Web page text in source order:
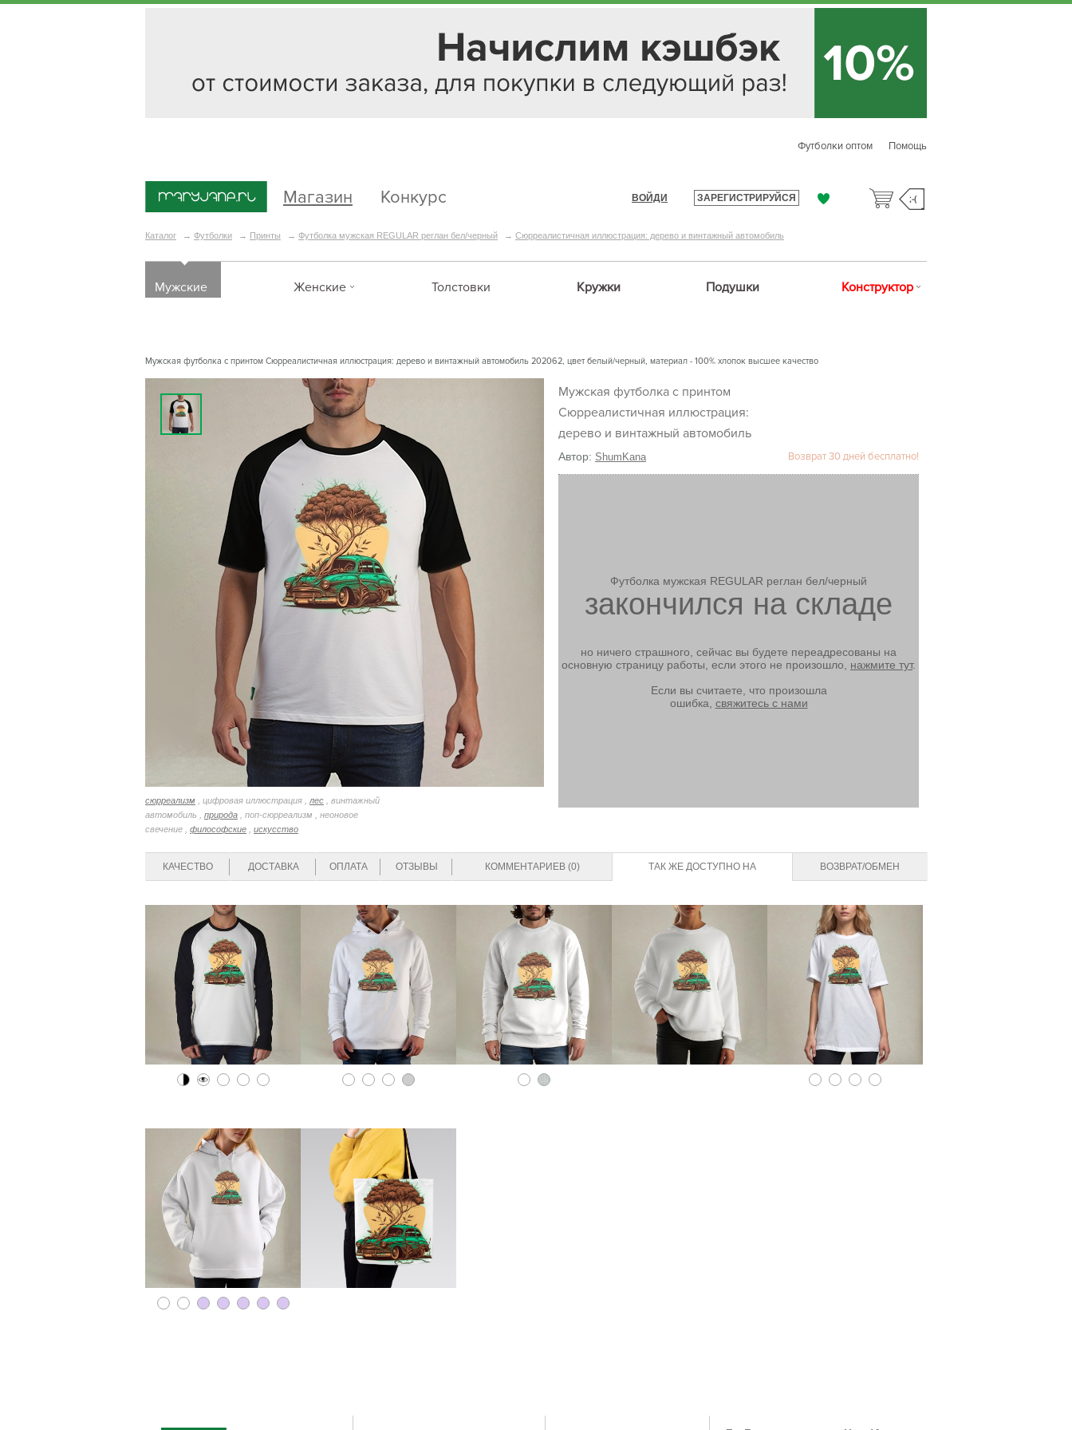
Помощь
Футболки оптом
Магазин Конкурс ВОЙДИ ЗАРЕГИСТРИРУЙСЯ ;-(
Каталог → Футболки → Принты → Футболка мужская REGULAR реглан бел/черный → Сюрреалистичная иллюстрация: дерево и винтажный автомобиль
Мужские Женские Толстовки Кружки Подушки Конструктор
Мужская футболка с принтом Сюрреалистичная иллюстрация: дерево и винтажный автомобиль 202062, цвет белый/черный, материал - 100% хлопок высшее качество
сюрреализм , цифровая иллюстрация , лес , винтажный
автомобиль , природа , поп-сюрреализм , неоновое
свечение , философские искусство
Мужская футболка с принтом
Сюрреалистичная иллюстрация:
дерево и винтажный автомобиль
Автор: ShumKana Возврат 30 дней бесплатно!
Футболка мужская REGULAR реглан бел/черный
закончился на складе
но ничего страшного, сейчас вы будете переадресованы на
основную страницу работы, если этого не произошло, нажмите тут.
Если вы считаете, что произошла
ошибка, свяжитесь с нами
КАЧЕСТВО ДОСТАВКА ОПЛАТА ОТЗЫВЫ КОММЕНТАРИЕВ (0) ТАК ЖЕ ДОСТУПНО НА ВОЗВРАТ/ОБМЕН